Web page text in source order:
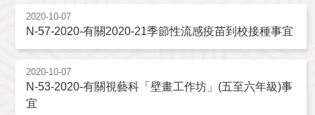
2020-10-07
N-57-2020-有關2020-21季節性流感疫苗到校接種事宜
2020-10-07
N-53-2020-有關視藝科「壁畫工作坊」(五至六年級)事
宜